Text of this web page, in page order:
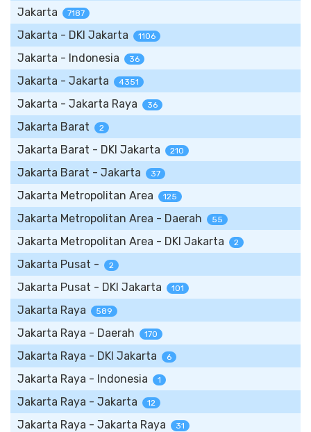
Jakarta 7187
Jakarta - DKI Jakarta 1106
Jakarta - Indonesia 36
Jakarta - Jakarta 4351
Jakarta - Jakarta Raya 36
Jakarta Barat 2
Jakarta Barat - DKI Jakarta 210
Jakarta Barat - Jakarta 37
Jakarta Metropolitan Area 125
Jakarta Metropolitan Area - Daerah 55
Jakarta Metropolitan Area - DKI Jakarta 2
Jakarta Pusat - 2
Jakarta Pusat - DKI Jakarta 101
Jakarta Raya 589
Jakarta Raya - Daerah 170
Jakarta Raya - DKI Jakarta 6
Jakarta Raya - Indonesia 1
Jakarta Raya - Jakarta 12
Jakarta Raya - Jakarta Raya 31